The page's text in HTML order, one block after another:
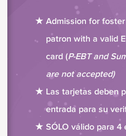
Admission for
patron with a valid
card (P-EBT and
are not accepted)
Las tarjetas deben
entrada para su
SÓLO válido para 4